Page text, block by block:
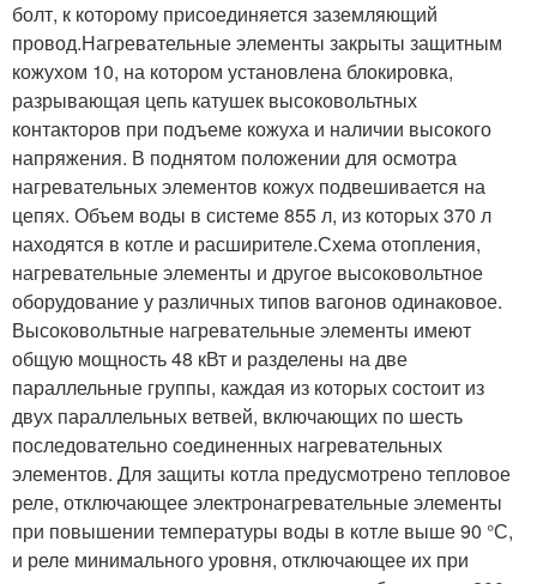
болт, к которому присоединяется заземляющий
провод.Нагревательные элементы закрыты защитным
кожухом 10, на котором установлена блокировка,
разрывающая цепь катушек высоковольтных
контакторов при подъеме кожуха и наличии высокого
напряжения. В поднятом положении для осмотра
нагревательных элементов кожух подвешивается на
цепях. Объем воды в системе 855 л, из которых 370 л
находятся в котле и расширителе.Схема отопления,
нагревательные элементы и другое высоковольтное
оборудование у различных типов вагонов одинаковое.
Высоковольтные нагревательные элементы имеют
общую мощность 48 кВт и разделены на две
параллельные группы, каждая из которых состоит из
двух параллельных ветвей, включающих по шесть
последовательно соединенных нагревательных
элементов. Для защиты котла предусмотрено тепловое
реле, отключающее электронагревательные элементы
при повышении температуры воды в котле выше 90 °С,
и реле минимального уровня, отключающее их при